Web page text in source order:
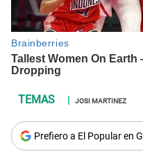
JOSI MARTINEZ
Prefiero a El Popular en